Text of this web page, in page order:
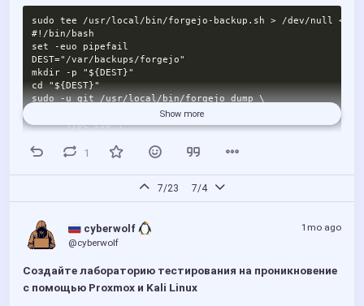
Show more
sudo tee /usr/local/bin/forgejo-backup.sh > /dev/null
#!/bin/bash
set -euo pipefail
DEST="/var/backups/forgejo"
mkdir -p "${DEST}"
cd "${DEST}"
sudo -u git /usr/local/bin/forgejo dump \
    --config /etc/forgejo/app.ini \
    --type zip \
find "${DEST}" -name 'forgejo-*.zip' -mtime +14 -delete
sudo chmod +x /usr/local/bin/forgejo-backup.sh
echo '15 2 * * * root /usr/local/bin/forgejo-backup.sh >>
Восстановление обратное: распакуйте, загрузите SQL,
скопируйте репозиторий обратно на место.
1
7/23 7/4
cyberwolf
@cyberwolf
1mo ago
Создайте лабораторию тестирования на проникновение
с помощью Proxmox и Kali Linux